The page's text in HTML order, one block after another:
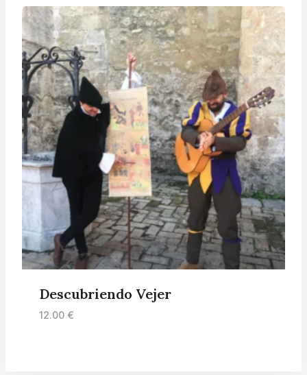
Descubriendo Vejer
12.00 €